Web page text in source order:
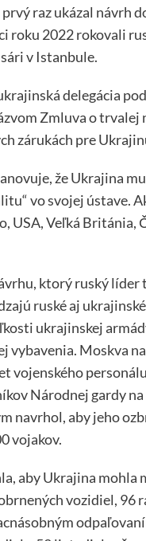
raz ukázal návrh
roku 2022 rokovali
v Istanbule.
delegácia
Zmluva o trvalej
zárukách pre
že Ukrajina
vo svojej ústave.
USA, Veľká Británia,
ktorý ruský líder
ruské aj
ukrajinskej
vybavenia. Moskva
vojenského
Národnej gardy na
navrhol, aby jeho
vojakov.
aby Ukrajina mohla
vozidiel, 96